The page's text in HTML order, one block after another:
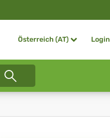
Österreich (AT) Login